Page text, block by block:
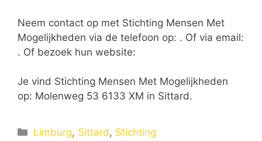
Neem contact op met Stichting Mensen Met
Mogelijkheden via de telefoon op: . Of via email:
. Of bezoek hun website:
Je vind Stichting Mensen Met Mogelijkheden
op: Molenweg 53 6133 XM in Sittard.
Categorieën
Limburg, Sittard, Stichting